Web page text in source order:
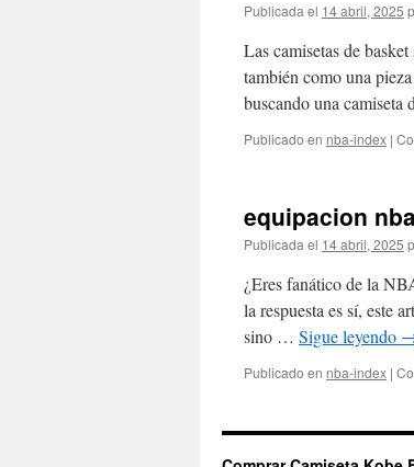
Publicada el 14 abril, 2025
Las camisetas de
también como una
buscando una camiseta
Publicado en nba-index |
equipacion nba
Publicada el 14 abril, 2025
¿Eres fanático de la
la respuesta es sí, este
sino … Sigue leyendo
Publicado en nba-index |